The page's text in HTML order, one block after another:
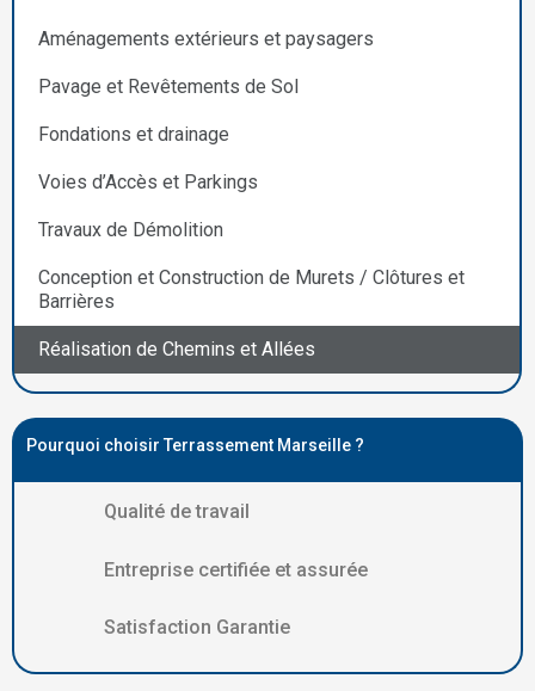
Aménagements extérieurs et paysagers
Pavage et Revêtements de Sol
Fondations et drainage
Voies d’Accès et Parkings
Travaux de Démolition
Conception et Construction de Murets / Clôtures et
Barrières
Réalisation de Chemins et Allées
Pourquoi choisir Terrassement Marseille ?
Qualité de travail
Entreprise certifiée et assurée
Satisfaction Garantie